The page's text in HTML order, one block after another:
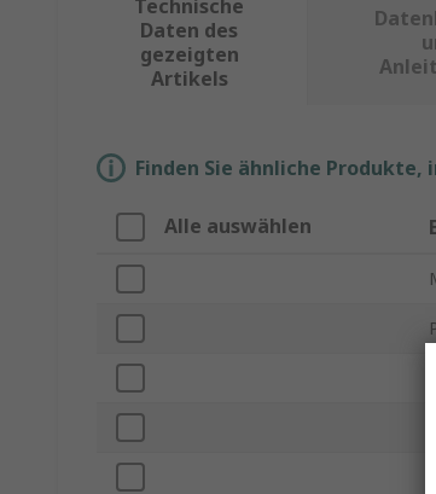
Technische
Daten des
gezeigten
Artikels
Finden Sie ähnliche
Alle auswählen